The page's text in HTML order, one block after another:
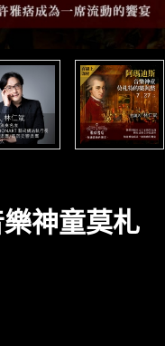
神童莫札